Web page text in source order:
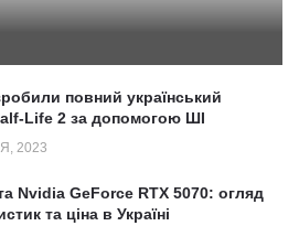
повний український
Life 2 за допомогою ШІ
2023
Nvidia GeForce RTX 5070: огляд
та ціна в Україні